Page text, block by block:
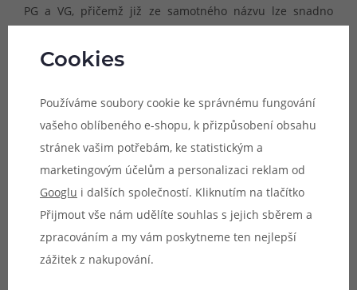
PG a VG, přičemž již ze samotného názvu lze snadno
kouření, DL (direct lung) pro přímý potah a CCH (cloud-
Cookies
Používáme soubory cookie ke správnému fungování
vašeho oblíbeného e-shopu, k přizpůsobení obsahu
stránek vašim potřebám, ke statistickým a
marketingovým účelům a personalizaci reklam od
Googlu i dalších společností. Kliknutím na tlačítko
Přijmout vše nám udělíte souhlas s jejich sběrem a
zpracováním a my vám poskytneme ten nejlepší
zážitek z nakupování.